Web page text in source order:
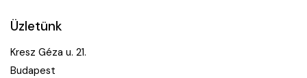
Üzletünk
Kresz Géza u. 21.
Budapest